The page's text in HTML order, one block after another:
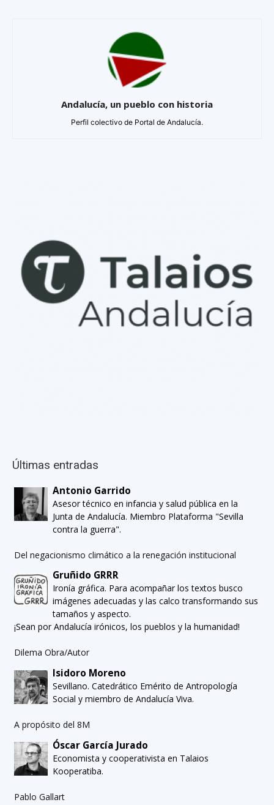
Andalucía, un pueblo con historia
Perfil colectivo de Portal de Andalucía.
Últimas entradas
Antonio Garrido
Asesor técnico en infancia y salud pública en la
Junta de Andalucía. Miembro Plataforma "Sevilla
contra la guerra".
Del negacionismo climático a la renegación institucional
Gruñido GRRR
Ironía gráfica. Para acompañar los textos busco
imágenes adecuadas y las calco transformando sus
tamaños y aspecto.
¡Sean por Andalucía irónicos, los pueblos y la humanidad!
Dilema Obra/Autor
Isidoro Moreno
Sevillano. Catedrático Emérito de Antropología
Social y miembro de Andalucía Viva.
A propósito del 8M
Óscar García Jurado
Economista y cooperativista en Talaios
Kooperatiba.
Pablo Gallart